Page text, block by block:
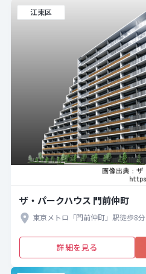
江東区
ザ・パークハウス 門前仲町
東京メトロ「門前仲町」駅徒歩8分
詳細を見る